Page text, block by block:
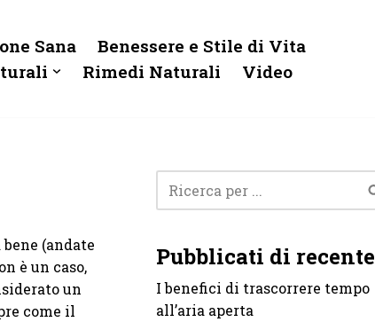
Sana
Benessere e Stile di Vita
Rimedi Naturali Video
(andate
è un caso,
un
come il
Pubblicati di recente
I benefici di trascorrere tempo
all’aria aperta